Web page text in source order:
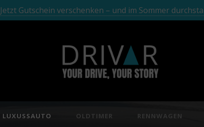
Jetzt Gutschein verschenken – und im Sommer
LUXUSSAUTO OLDTIMER RENNWAGEN